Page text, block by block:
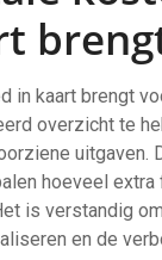
in kaart brengt
overzicht te
uitgaven.
hoeveel
is verstandig
en de